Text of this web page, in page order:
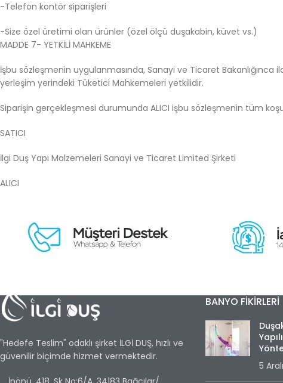
-Telefon kontör siparişleri
-Size özel üretimi olan ürünler (özel ölçü duşakabin, küvet vs.)
MADDE 7- YETKİLİ MAHKEME
İşbu sözleşmenin uygulanmasında, Sanayi ve Ticaret Bakanlığınca
yerleşim yerindeki Tüketici Mahkemeleri yetkilidir.
Siparişin gerçekleşmesi durumunda ALICI işbu sözleşmenin tüm
SATICI
İlgi Duş Yapı Malzemeleri Sanayi ve Ticaret Limited Şirketi
ALICI
"Hedefe Teslim" odaklı şirket İLGİ DUŞ, hızlı ve
güvenilir biçimde hizmet vermektedir.
BANYO FIKIRLERI
5